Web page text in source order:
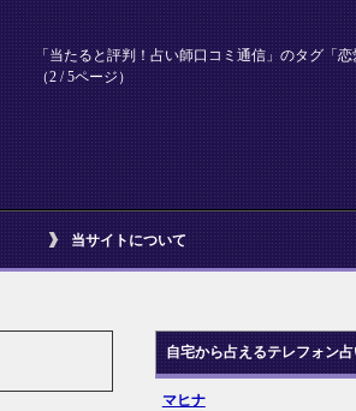
「当たると評判！占い師口コミ通信」のタグ「
（2 / 5ページ）
当サイトについて
自宅から占えるテレフォン
マヒナ